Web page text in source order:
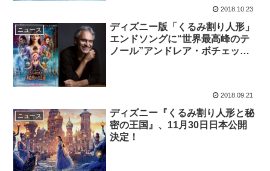
2018.10.23
ニュース
ディズニー版「くるみ割り人形」
エンドソングに“世界最高峰のテ
ノール”アンドレア・ボチェッリ
2018.09.21
ニュース
ディズニー『くるみ割り人形と秘
密の王国』、11月30日日本公開
決定！